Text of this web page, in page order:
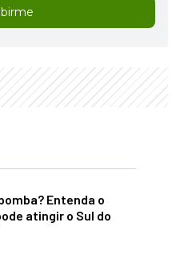
Entenda o
atingir o Sul do